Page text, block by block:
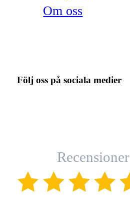
Om oss
Följ oss på sociala medier
Recensioner